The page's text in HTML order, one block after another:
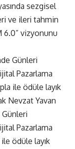
sezgisel
ve ileri tahmin
6.0” vizyonunu
Günleri
Pazarlama
ile ödüle layık
Nevzat Yavan
Günleri
Pazarlama
ödüle layık